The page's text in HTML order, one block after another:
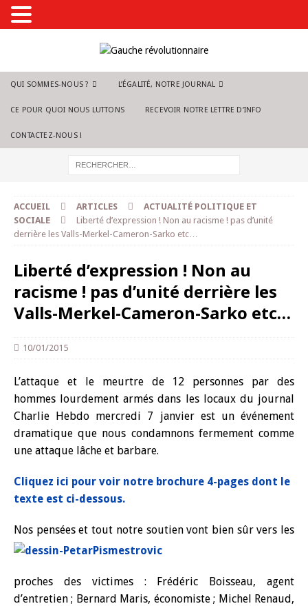
QUI SOMMES-NOUS ? L’ÉGALITÉ, NOTRE JOURNAL
CE POUR QUOI NOUS LUTTONS RECEVOIR NOTRE LETTRE D’INFO
CONTACTEZ-NOUS !
ACCUEIL ARTICLES
ACTUALITÉ POLITIQUE ET
SOCIALE
Liberté d’expression ! Non au racisme ! pas d’unité
derrière les Valls-Merkel-Cameron-Sarko etc…
Liberté d’expression ! Non au
racisme ! pas d’unité derrière les
Valls-Merkel-Cameron-Sarko etc…
10/01/2015
L’attaque et le meurtre de 12 personnes par des
hommes lourdement armés dans les locaux du journal
Charlie Hebdo mercredi 7 janvier est un événement
dramatique que nous condamnons fermement comme
une attaque lâche et barbare.
Cliquez ici pour voir notre brochure 4-pages dont le
texte est ci-dessous.
Nos pensées et tout notre soutien vont bien sûr vers les
proches des victimes : Frédéric Boisseau, agent
d’entretien ; Bernard Maris, économiste ; Michel Renaud,